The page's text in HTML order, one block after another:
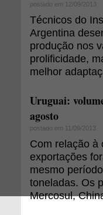
postado em 12/09/2013
Técnicos do
Argentina
produção nos
prolificidade,
melhor
Uruguai:
agosto
postado em 11/09/2013
Com relação à
exportações
mesmo
toneladas. Os
Mercosul,